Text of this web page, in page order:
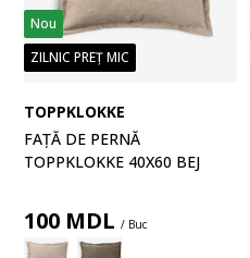
Nou
ZILNIC PREȚ MIC
TOPPKLOKKE
FAȚĂ DE PERNĂ
TOPPKLOKKE 40X60 BEJ
100 MDL / Buc